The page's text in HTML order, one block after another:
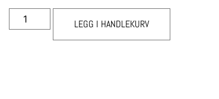
LEGG I HANDLEKURV